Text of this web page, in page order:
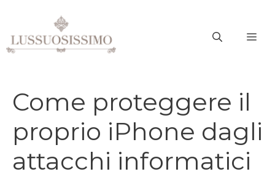
contenuto
Come proteggere il
proprio iPhone dagli
attacchi informatici